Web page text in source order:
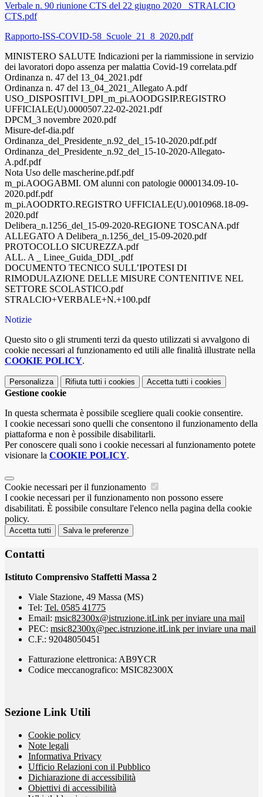
Verbale n. 90 riunione CTS del 22 giugno 2020_ STRALCIO
CTS.pdf
Rapporto-ISS-COVID-58_Scuole_21_8_2020.pdf
MINISTERO SALUTE Indicazioni per la riammissione in servizio
dei lavoratori dopo assenza per malattia Covid-19 correlata.pdf
Ordinanza n. 47 del 13_04_2021.pdf
Ordinanza n. 47 del 13_04_2021_Allegato A.pdf
USO_DISPOSITIVI_DPI_m_pi.AOODGSIP.REGISTRO
UFFICIALE(U).0000507.22-02-2021.pdf
DPCM_3 novembre 2020.pdf
Misure-def-dia.pdf
Ordinanza_del_Presidente_n.92_del_15-10-2020.pdf.pdf
Ordinanza_del_Presidente_n.92_del_15-10-2020-Allegato-
A.pdf.pdf
Nota Uso delle mascherine.pdf.pdf
m_pi.AOOGABMI. OM alunni con patologie 0000134.09-10-
2020.pdf.pdf
m_pi.AOODRTO.REGISTRO UFFICIALE(U).0010968.18-09-
2020.pdf
Delibera_n.1256_del_15-09-2020-REGIONE TOSCANA.pdf
ALLEGATO A Delibera_n.1256_del_15-09-2020.pdf
PROTOCOLLO SICUREZZA.pdf
ALL. A _ Linee_Guida_DDI_.pdf
DOCUMENTO TECNICO SULL’IPOTESI DI
RIMODULAZIONE DELLE MISURE CONTENITIVE NEL
SETTORE SCOLASTICO.pdf
STRALCIO+VERBALE+N.+100.pdf
Notizie
Questo sito o gli strumenti terzi da questo utilizzati si avvalgono di
cookie necessari al funzionamento ed utili alle finalità illustrate nella
COOKIE POLICY.
Personalizza Rifiuta tutti i cookies Accetta tutti i cookies
Gestione cookie
In questa schermata è possibile scegliere quali cookie consentire.
I cookie necessari sono quelli che consentono il funzionamento della
piattaforma e non è possibile disabilitarli.
Per conoscere quali sono i cookie necessari al funzionamento potete
visionare la COOKIE POLICY.
Cookie necessari per il funzionamento
I cookie necessari per il funzionamento non possono essere
disabilitati. È possibile consultare l'elenco nella pagina della cookie
policy.
Accetta tutti Salva le preferenze
Contatti
Istituto Comprensivo Staffetti Massa 2
Viale Stazione, 49 Massa (MS)
Tel: Tel. 0585 41775
Email: msic82300x@istruzione.itLink per inviare una mail
PEC: msic82300x@pec.istruzione.itLink per inviare una mail
C.F.: 92048050451
Fatturazione elettronica: AB9YCR
Codice meccanografico: MSIC82300X
Sezione Link Utili
Cookie policy
Note legali
Informativa Privacy
Ufficio Relazioni con il Pubblico
Dichiarazione di accessibilità
Obiettivi di accessibilità